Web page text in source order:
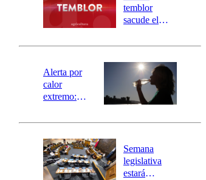
activa
mensajería
SAE
temblor
sacude el
revisa la
epicentro
Alerta por
calor
extremo:
activa Alerta
Preventiva en
tres comunas
Semana
legislativa
estará